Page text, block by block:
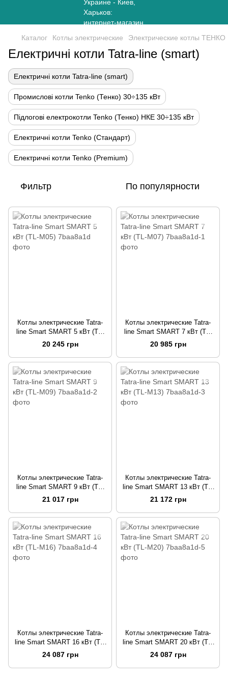
Каталог Котлы электрические Электрические котлы ТЕНКО
Електричні котли Tatra-line (smart)
Електричні котли Tatra-line (smart)
Промислові котли Tenko (Тенко) 30÷135 кВт
Підлогові електрокотли Tenko (Тенко) НКЕ 30÷135 кВт
Електричні котли Tenko (Стандарт)
Електричні котли Tenko (Premium)
Фильтр По популярности
Котлы электрические Tatra-
line Smart SMART 5 кВт (TL-
M05)
20 245 грн
Котлы электрические Tatra-
line Smart SMART 7 кВт (TL-
M07)
20 985 грн
Котлы электрические Tatra-
line Smart SMART 9 кВт (TL-
M09)
21 017 грн
Котлы электрические Tatra-
line Smart SMART 13 кВт (TL-
M13)
21 172 грн
Котлы электрические Tatra-
line Smart SMART 16 кВт (TL-
M16)
24 087 грн
Котлы электрические Tatra-
line Smart SMART 20 кВт (TL-
M20)
24 087 грн